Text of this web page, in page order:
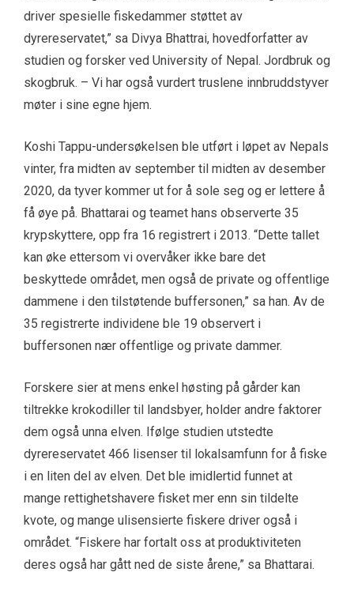
driver spesielle fiskedammer støttet av
dyrereservatet,” sa Divya Bhattrai, hovedforfatter av
studien og forsker ved University of Nepal. Jordbruk og
skogbruk. – Vi har også vurdert truslene innbruddstyver
møter i sine egne hjem.
Koshi Tappu-undersøkelsen ble utført i løpet av Nepals
vinter, fra midten av september til midten av desember
2020, da tyver kommer ut for å sole seg og er lettere å
få øye på. Bhattarai og teamet hans observerte 35
krypskyttere, opp fra 16 registrert i 2013. “Dette tallet
kan øke ettersom vi overvåker ikke bare det
beskyttede området, men også de private og offentlige
dammene i den tilstøtende buffersonen,” sa han. Av de
35 registrerte individene ble 19 observert i
buffersonen nær offentlige og private dammer.
Forskere sier at mens enkel høsting på gårder kan
tiltrekke krokodiller til landsbyer, holder andre faktorer
dem også unna elven. Ifølge studien utstedte
dyrereservatet 466 lisenser til lokalsamfunn for å fiske
i en liten del av elven. Det ble imidlertid funnet at
mange rettighetshavere fisket mer enn sin tildelte
kvote, og mange ulisensierte fiskere driver også i
området. “Fiskere har fortalt oss at produktiviteten
deres også har gått ned de siste årene,” sa Bhattarai.